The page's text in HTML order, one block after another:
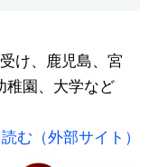
け、鹿児島、宮
稚園、大学など
む（外部サイト）